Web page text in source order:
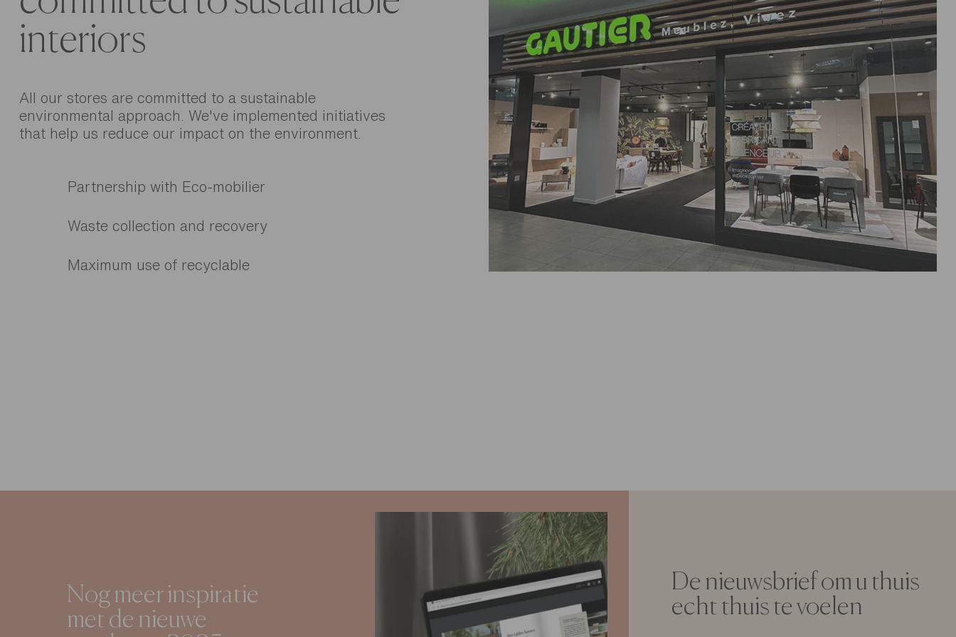
interiors
All our stores are committed to a sustainable
environmental approach. We've implemented initiatives
that help us reduce our impact on the environment.
Partnership with Eco-mobilier
Waste collection and recovery
Maximum use of recyclable
Nog meer inspiratie
met de nieuwe
De nieuwsbrief om u thuis
echt thuis te voelen